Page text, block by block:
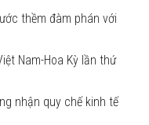
thềm đàm phán với
Nam-Hoa Kỳ lần thứ
nhận quy chế kinh tế